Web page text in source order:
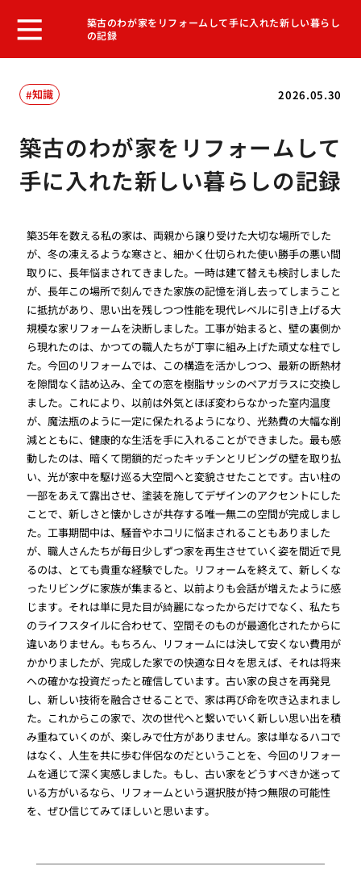
築古のわが家をリフォームして手に入れた新しい暮らし
の記録
2026.05.30
知識
築古のわが家をリフォームして
手に入れた新しい暮らしの記録
築35年を数える私の家は、両親から譲り受けた大切な場所でした
が、冬の凍えるような寒さと、細かく仕切られた使い勝手の悪い間
取りに、長年悩まされてきました。一時は建て替えも検討しました
が、長年この場所で刻んできた家族の記憶を消し去ってしまうこと
に抵抗があり、思い出を残しつつ性能を現代レベルに引き上げる大
規模な家リフォームを決断しました。工事が始まると、壁の裏側か
ら現れたのは、かつての職人たちが丁寧に組み上げた頑丈な柱でし
た。今回のリフォームでは、この構造を活かしつつ、最新の断熱材
を隙間なく詰め込み、全ての窓を樹脂サッシのペアガラスに交換し
ました。これにより、以前は外気とほぼ変わらなかった室内温度
が、魔法瓶のように一定に保たれるようになり、光熱費の大幅な削
減とともに、健康的な生活を手に入れることができました。最も感
動したのは、暗くて閉鎖的だったキッチンとリビングの壁を取り払
い、光が家中を駆け巡る大空間へと変貌させたことです。古い柱の
一部をあえて露出させ、塗装を施してデザインのアクセントにした
ことで、新しさと懐かしさが共存する唯一無二の空間が完成しまし
た。工事期間中は、騒音やホコリに悩まされることもありました
が、職人さんたちが毎日少しずつ家を再生させていく姿を間近で見
るのは、とても貴重な経験でした。リフォームを終えて、新しくな
ったリビングに家族が集まると、以前よりも会話が増えたように感
じます。それは単に見た目が綺麗になったからだけでなく、私たち
のライフスタイルに合わせて、空間そのものが最適化されたからに
違いありません。もちろん、リフォームには決して安くない費用が
かかりましたが、完成した家での快適な日々を思えば、それは将来
への確かな投資だったと確信しています。古い家の良さを再発見
し、新しい技術を融合させることで、家は再び命を吹き込まれまし
た。これからこの家で、次の世代へと繋いでいく新しい思い出を積
み重ねていくのが、楽しみで仕方がありません。家は単なるハコで
はなく、人生を共に歩む伴侶なのだということを、今回のリフォー
ムを通じて深く実感しました。もし、古い家をどうすべきか迷って
いる方がいるなら、リフォームという選択肢が持つ無限の可能性
を、ぜひ信じてみてほしいと思います。